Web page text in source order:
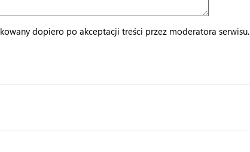
dopiero po akceptacji treści przez moderatora serwisu.